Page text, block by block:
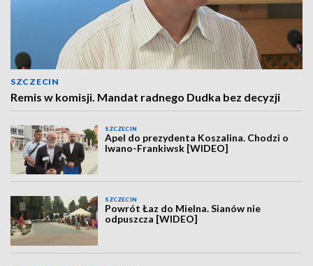
SZCZECIN
Remis w komisji. Mandat radnego Dudka bez decyzji
SZCZECIN
Apel do prezydenta Koszalina. Chodzi o
Iwano-Frankiwsk [WIDEO]
SZCZECIN
Powrót Łaz do Mielna. Sianów nie
odpuszcza [WIDEO]